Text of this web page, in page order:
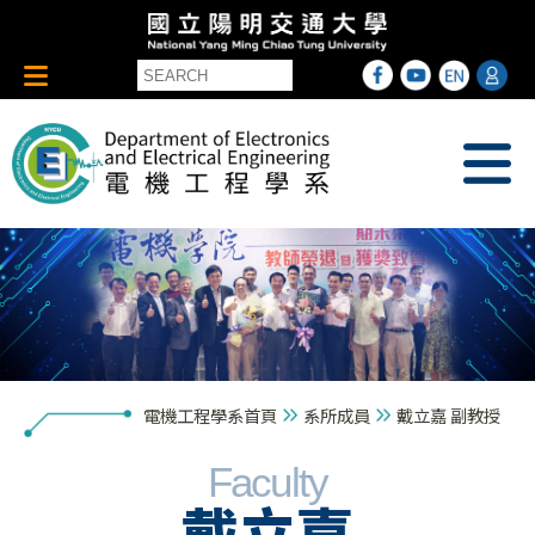
電機工程學系首頁 系所成員 戴立嘉 副教授
Faculty